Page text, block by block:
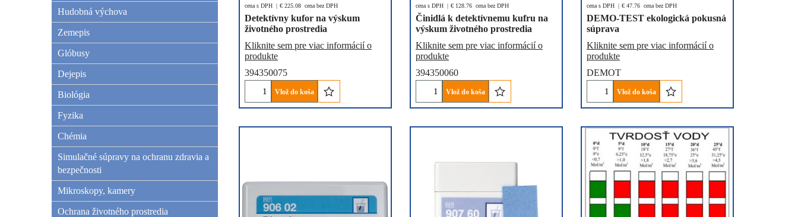
Hudobná výchova
Zemepis
Glóbusy
Dejepis
Biológia
Fyzika
Chémia
Simulačné súpravy na ochranu zdravia a
bezpečnosti
Mikroskopy, kamery
Ochrana životného prostredia
cena s DPH € 225.08 cena bez DPH
Detektívny kufor na výskum
životného prostredia
Kliknite sem pre viac informácií o
produkte
394350075
Vlož do koša
cena s DPH € 128.76 cena bez DPH
Činidlá k detektívnemu kufru na
výskum životného prostredia
Kliknite sem pre viac informácií o
produkte
394350060
Vlož do koša
cena s DPH € 47.76 cena bez DPH
DEMO-TEST ekologická pokusná
súprava
Kliknite sem pre viac informácií o
produkte
DEMOT
Vlož do koša